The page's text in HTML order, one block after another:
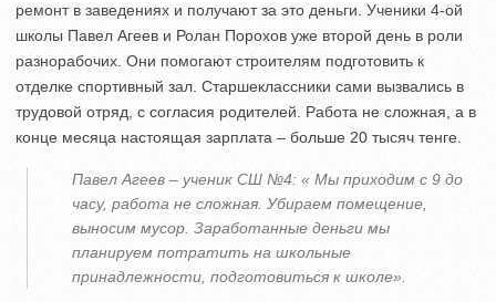
ремонт в заведениях и получают за это деньги. Ученики 4-ой
школы Павел Агеев и Ролан Порохов уже второй день в роли
разнорабочих. Они помогают строителям подготовить к
отделке спортивный зал. Старшеклассники сами вызвались в
трудовой отряд, с согласия родителей. Работа не сложная, а в
конце месяца настоящая зарплата – больше 20 тысяч тенге.
Павел Агеев – ученик СШ №4: « Мы приходим с 9 до
часу, работа не сложная. Убираем помещение,
выносим мусор. Заработанные деньги мы
планируем потратить на школьные
принадлежности, подготовиться к школе».